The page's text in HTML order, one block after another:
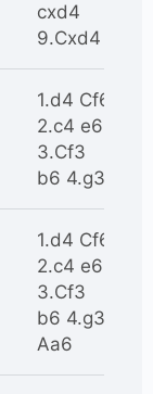
cxd4
9.Cxd4
1.d4 Cf6
2.c4 e6
3.Cf3
b6 4.g3
1.d4 Cf6
2.c4 e6
3.Cf3
b6 4.g3
Aa6